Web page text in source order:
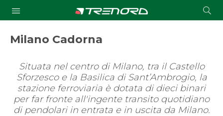
Submit
Milano Cadorna
​Situata nel centro di Milano, tra il Castello
Sforzesco e la Basilica di Sant’Ambrogio, la
stazione ferroviaria è dotata di dieci binari
per far fronte all'ingente transito quotidiano
di pendolari in entrata e in uscita da Milano.